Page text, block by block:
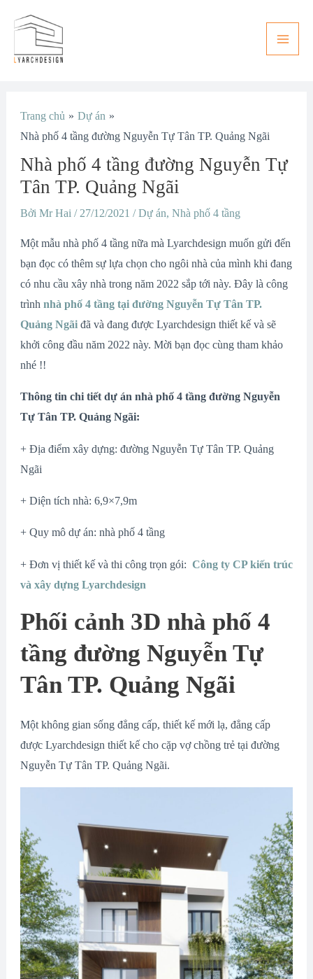
Trang chủ
Dự án
Nhà phố 4 tầng đường Nguyễn Tự Tân TP. Quảng Ngãi
Nhà phố 4 tầng đường Nguyễn Tự
Tân TP. Quảng Ngãi
Bởi Mr Hai /27/12/2021 /Dự án, Nhà phố 4 tầng
Một mẫu nhà phố 4 tầng nữa mà Lyarchdesign muốn gửi đến
bạn đọc có thêm sự lựa chọn cho ngôi nhà của mình khi đang
có nhu cầu xây nhà trong năm 2022 sắp tới này. Đây là công
trình nhà phố 4 tầng tại đường Nguyễn Tự Tân TP.
Quảng Ngãiđã và đang được Lyarchdesign thiết kế và sẽ
khởi công đầu năm 2022 này. Mời bạn đọc cùng tham khảo
nhé !!
Thông tin chi tiết dự án nhà phố 4 tầng đường Nguyễn
Tự Tân TP. Quảng Ngãi:
+ Địa điểm xây dựng: đường Nguyễn Tự Tân TP. Quảng
Ngãi
+ Diện tích nhà: 6,9×7,9m
+ Quy mô dự án: nhà phố 4 tầng
+ Đơn vị thiết kế và thi công trọn gói: Công ty CP kiến trúc
và xây dựng Lyarchdesign
Phối cảnh 3D nhà phố 4
tầng đường Nguyễn Tự
Tân TP. Quảng Ngãi
Một không gian sống đẳng cấp, thiết kế mới lạ, đẳng cấp
được Lyarchdesign thiết kế cho cặp vợ chồng trẻ tại đường
Nguyễn Tự Tân TP. Quảng Ngãi.
hướng
viết